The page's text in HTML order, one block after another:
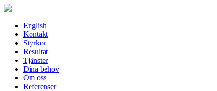
English
Kontakt
Styrkor
Resultat
Tjänster
Dina behov
Om oss
Referenser